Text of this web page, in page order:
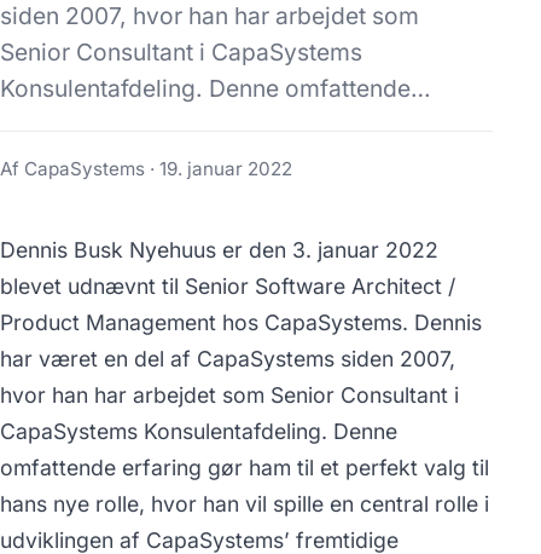
siden 2007, hvor han har arbejdet som
Senior Consultant i CapaSystems
Konsulentafdeling. Denne omfattende…
Af CapaSystems · 19. januar 2022
Dennis Busk Nyehuus er den 3. januar 2022
blevet udnævnt til Senior Software Architect /
Product Management hos CapaSystems. Dennis
har været en del af CapaSystems siden 2007,
hvor han har arbejdet som Senior Consultant i
CapaSystems Konsulentafdeling. Denne
omfattende erfaring gør ham til et perfekt valg til
hans nye rolle, hvor han vil spille en central rolle i
udviklingen af CapaSystems’ fremtidige